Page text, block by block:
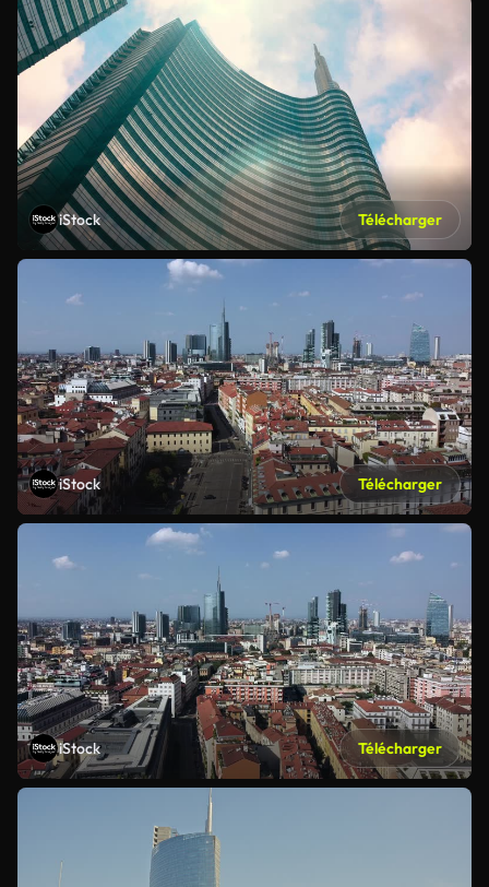
iStock Télécharger
iStock Télécharger
iStock Télécharger